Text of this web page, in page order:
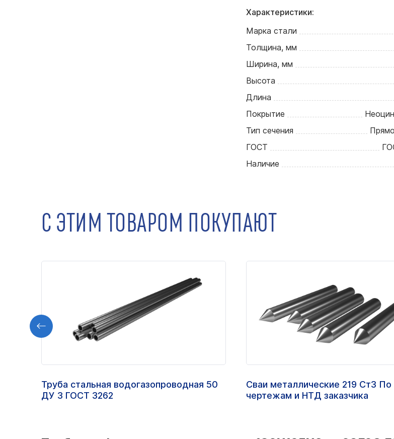
Характеристики:
Марка стали
Толщина, мм
Ширина, мм
Высота
Длина
Покрытие
Тип сечения
ГОСТ
Наличие
С ЭТИМ ТОВАРОМ ПОКУПАЮТ
Труба стальная водогазопроводная 50
ДУ 3 ГОСТ 3262
Сваи металлические 219 Ст3 По
чертежам и НТД заказчика